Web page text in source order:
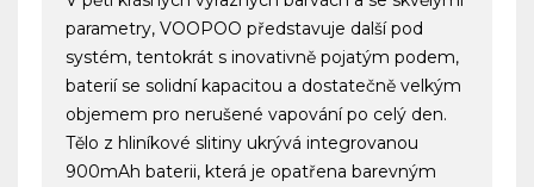
parametry, VOOPOO představuje další pod
systém, tentokrát s inovativně pojatým podem,
baterií se solidní kapacitou a dostatečně velkým
objemem pro nerušené vapování po celý den.
Tělo z hliníkové slitiny ukrývá integrovanou
900mAh baterii, která je opatřena barevným